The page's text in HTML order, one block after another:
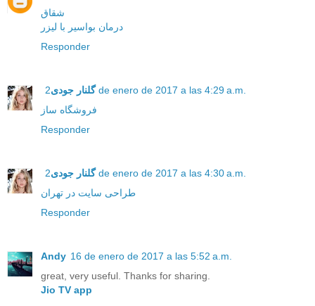
شقاق
درمان بواسیر با لیزر
Responder
گلنار جودی2 de enero de 2017 a las 4:29 a.m.
Responder
گلنار جودی2 de enero de 2017 a las 4:30 a.m.
Responder
Andy 16 de enero de 2017 a las 5:52 a.m.
great, very useful. Thanks for sharing.
Jio TV app